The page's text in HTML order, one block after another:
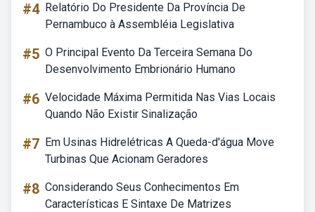
#4 Relatório Do Presidente Da Província De
Pernambuco à Assembléia Legislativa
#5 O Principal Evento Da Terceira Semana Do
Desenvolvimento Embrionário Humano
#6 Velocidade Máxima Permitida Nas Vias Locais
Quando Não Existir Sinalização
#7 Em Usinas Hidrelétricas A Queda-d'água Move
Turbinas Que Acionam Geradores
#8 Considerando Seus Conhecimentos Em
Características E Sintaxe De Matrizes